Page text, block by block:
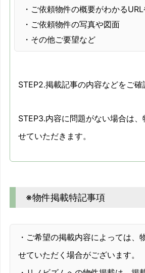
・ご依頼物件の概要がわかる
・ご依頼物件の写真や図面
・その他ご要望など
STEP2.掲載記事の内容などをご確
STEP3.内容に問題がない場合は、
せていただきます。
※物件掲載特記事項
・ご希望の掲載内容によっては、
せていただく場合がございます。